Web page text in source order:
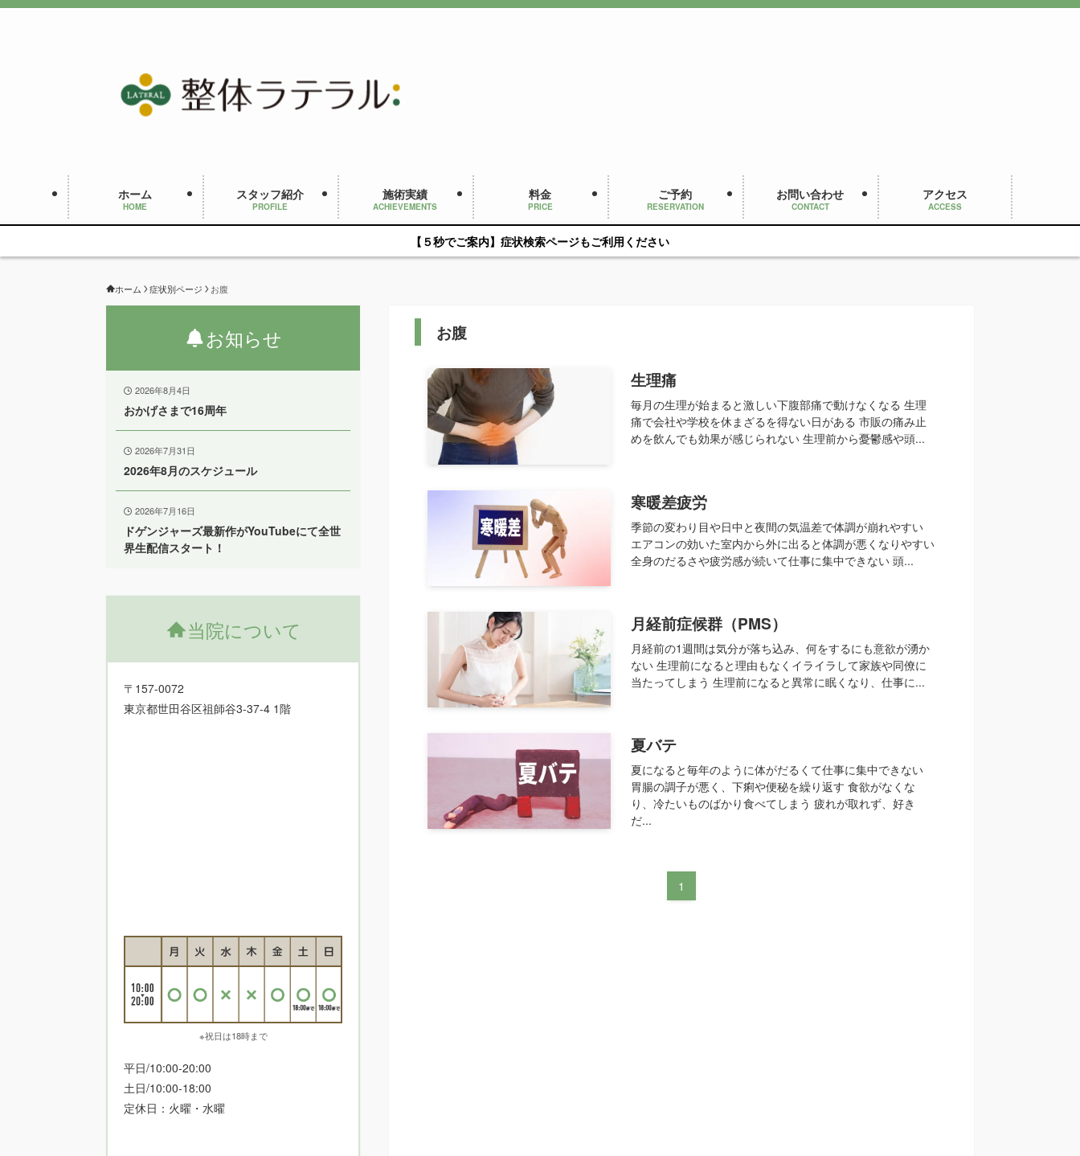
ホーム
HOME
スタッフ紹介
PROFILE
施術実績
ACHIEVEMENTS
料金
PRICE
ご予約
RESERVATION
お問い合わせ
CONTACT
アクセス
ACCESS
【５秒でご案内】症状検索ページもご利用ください
ホーム 症状別ページ お腹
お腹
生理痛
毎月の生理が始まると激しい下腹部痛で動けなくなる 生理
痛で会社や学校を休まざるを得ない日がある 市販の痛み止
めを飲んでも効果が感じられない 生理前から憂鬱感や頭...
寒暖差疲労
季節の変わり目や日中と夜間の気温差で体調が崩れやすい
エアコンの効いた室内から外に出ると体調が悪くなりやすい
全身のだるさや疲労感が続いて仕事に集中できない 頭...
月経前症候群（PMS）
月経前の1週間は気分が落ち込み、何をするにも意欲が湧か
ない 生理前になると理由もなくイライラして家族や同僚に
当たってしまう 生理前になると異常に眠くなり、仕事に...
夏バテ
夏になると毎年のように体がだるくて仕事に集中できない
胃腸の調子が悪く、下痢や便秘を繰り返す 食欲がなくな
り、冷たいものばかり食べてしまう 疲れが取れず、好き
だ...
1
お知らせ
2026年8月4日
おかげさまで16周年
2026年7月31日
2026年8月のスケジュール
2026年7月16日
ドゲンジャーズ最新作がYouTubeにて全世
界生配信スタート！
当院について
〒157-0072
東京都世田谷区祖師谷3-37-4 1階
※祝日は18時まで
平日/10:00-20:00
土日/10:00-18:00
定休日：火曜・水曜